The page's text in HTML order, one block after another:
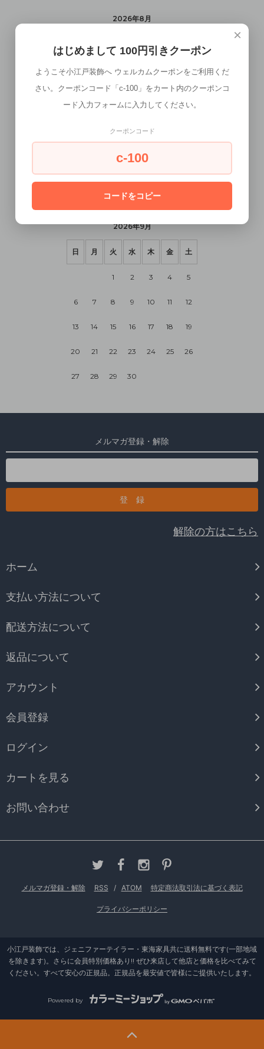
2026年8月
木
1
2 3 6 7 8
16 17 18 19 20 21 22
2026年9月
日 月 火 水 木 金 土
1 2 3 4 5
6 7 8 9 10 11 12
13 14 15 16 17 18 19
20 21 22 23 24 25 26
27 28 29 30
メルマガ登録・解除
解除の方はこちら
ホーム
支払い方法について
配送方法について
返品について
アカウント
会員登録
ログイン
カートを見る
お問い合わせ
メルマガ登録・解除 RSS / ATOM 特定商法取引法に基づく表記
プライバシーポリシー
小江戸装飾では、ジェニファーテイラー・東海家具共に送料無料です(一部地域
を除きます)。さらに会員特別価格あり!! ぜひ来店して他店と価格を比べてみて
ください。すべて安心の正規品。正規品を最安値で皆様にご提供いたします。
Powered by
×
はじめまして 100円引きクーポン
ようこそ小江戸装飾へ ウェルカムクーポンをご利用くだ
さい。クーポンコード「c-100」をカート内のクーポンコ
ード入力フォームに入力してください。
クーポンコード
c-100
コードをコピー